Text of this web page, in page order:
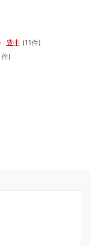
豊中 (11件)
件)